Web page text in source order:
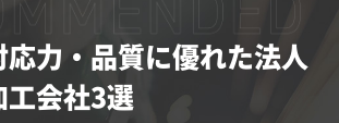
力・品質に優れた法人
会社3選